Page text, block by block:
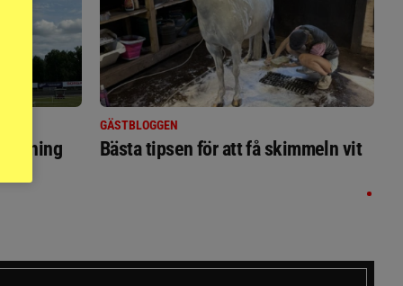
GÄSTBLOGGEN
Bästa tipsen för att få skimmeln vit